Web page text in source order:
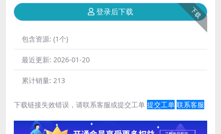
下载
登录后下载
包含资源: (1个)
最近更新: 2026-01-20
累计销量: 213
下载链接失效错误，请联系客服或提交工单 提交工单 联系客服